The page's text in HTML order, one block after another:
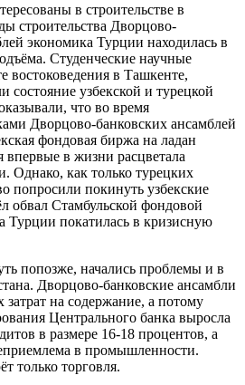
в строительстве в
строительства Дворцово-
экономика Турции находилась в
Студенческие научные
востоковедения в Ташкенте,
состояние узбекской и турецкой
что во время
Дворцово-банковских ансамблей
фондовая биржа на ладан
впервые в жизни расцветала
Однако, как только турецких
попросили покинуть узбекские
обвал Стамбульской фондовой
Турции покатилась в кризисную
попозже, начались проблемы и в
Дворцово-банковские ансамбли
затрат на содержание, а потому
Центрального банка выросла
в размере 16-18 процентов, а
в промышленности.
только торговля.